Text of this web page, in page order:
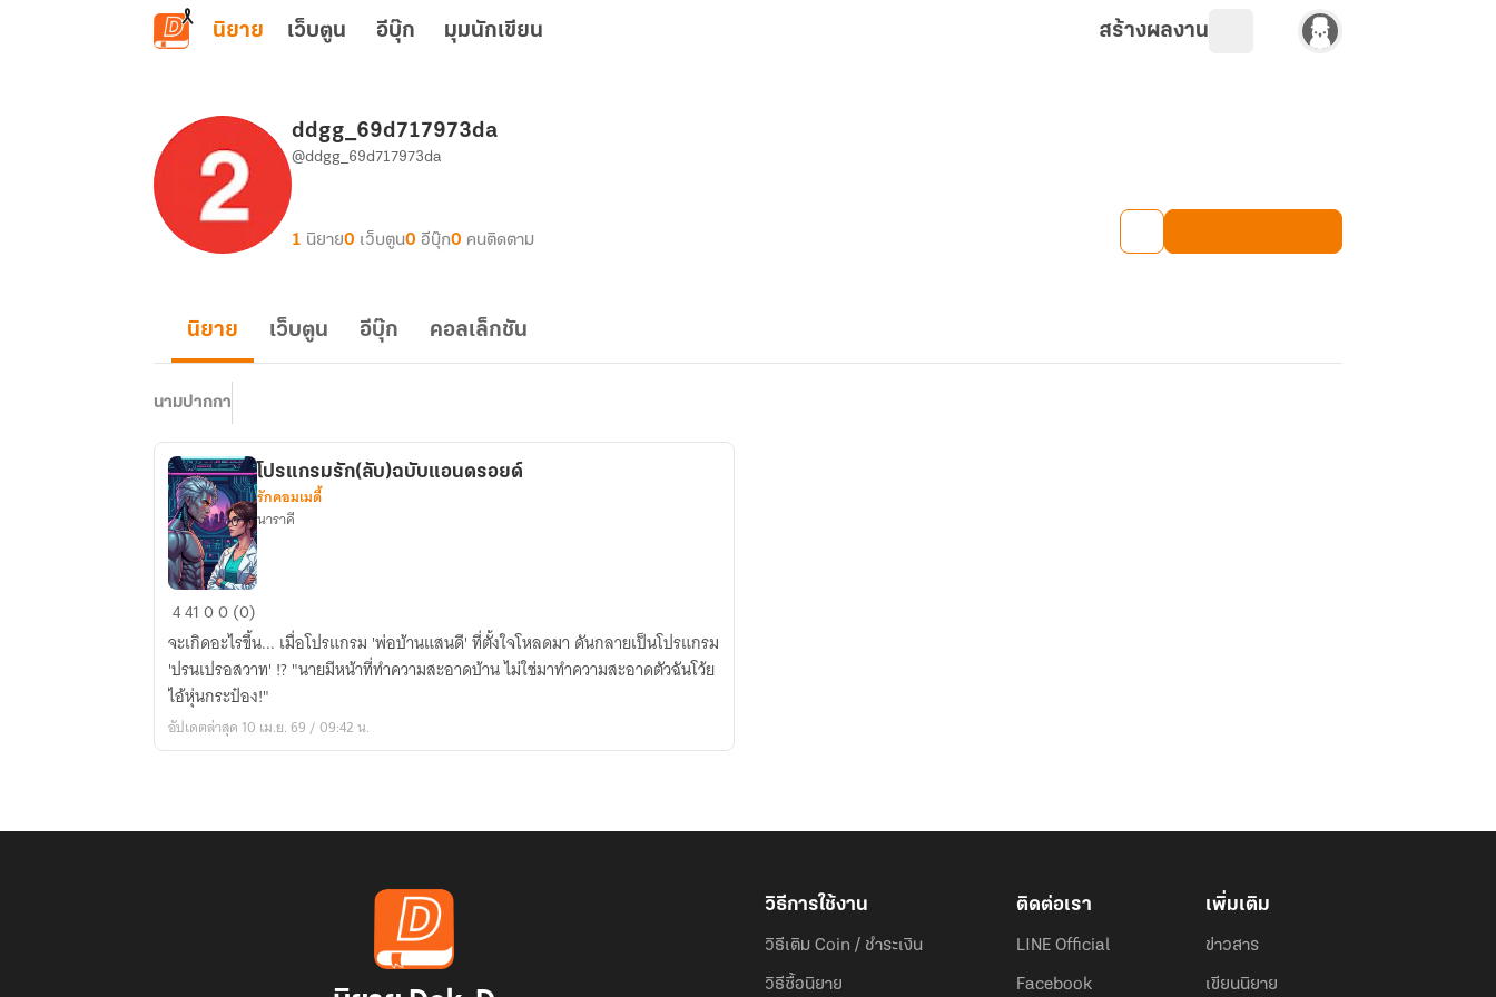
ข้ามไปยังเนื้อหาหลัก
นิยาย เว็บตูน อีบุ๊ก มุมนักเขียน สร้างผลงาน
ddgg_69d717973da
@ddgg_69d717973da
1 นิยาย0 เว็บตูน0 อีบุ๊ก0 คนติดตาม
นิยาย เว็บตูน อีบุ๊ก คอลเล็กชัน
นามปากกา
โปรแกรม
รัก(ลับ)ฉบับ
แอน
ดร
อยด์
โปรแกรมรัก(ลับ)ฉบับแอนดรอยด์
รักคอมเมดี้
นาราคี
44100 (0)
จะเกิดอะไรขึ้น... เมื่อโปรแกรม 'พ่อบ้านแสนดี' ที่ตั้งใจโหลดมา ดันกลายเป็นโปรแกรม
'ปรนเปรอสวาท' !? "นายมีหน้าที่ทำความสะอาดบ้าน ไม่ใช่มาทำความสะอาดตัวฉันโว้ย
ไอ้หุ่นกระป๋อง!"
อัปเดตล่าสุด 10 เม.ย. 69 / 09:42 น.
วิธีการใช้งาน
วิธีเติม Coin / ชำระเงิน
วิธีซื้อนิยาย
ติดต่อเรา
LINE Official
Facebook
เพิ่มเติม
ข่าวสาร
เขียนนิยาย